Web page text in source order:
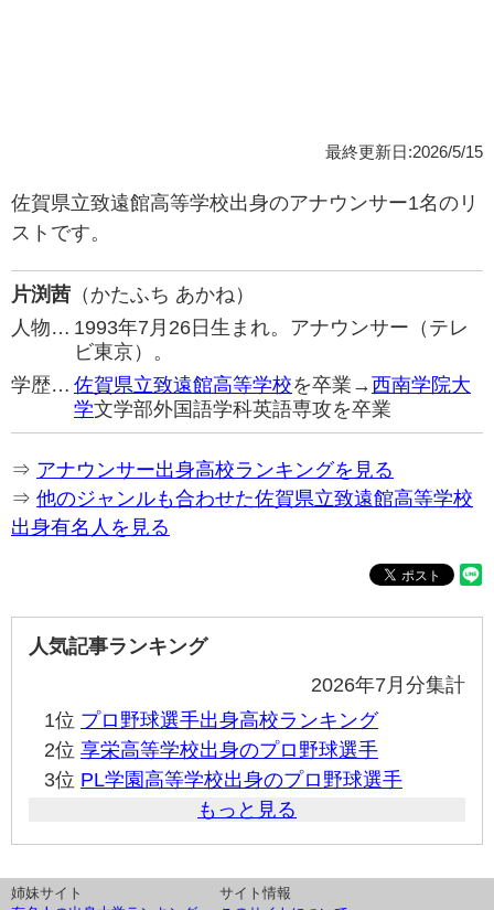
最終更新日:2026/5/15
佐賀県立致遠館高等学校出身のアナウンサー1名のリ
ストです。
片渕茜 （かたふち あかね）
人物… 1993年7月26日生まれ。アナウンサー（テレ
ビ東京）。
学歴… 佐賀県立致遠館高等学校を卒業→西南学院大
学文学部外国語学科英語専攻を卒業
⇒ アナウンサー出身高校ランキングを見る
⇒ 他のジャンルも合わせた佐賀県立致遠館高等学校
出身有名人を見る
人気記事ランキング
2026年7月分集計
1位 プロ野球選手出身高校ランキング
2位 享栄高等学校出身のプロ野球選手
3位 PL学園高等学校出身のプロ野球選手
もっと見る
姉妹サイト
サイト情報